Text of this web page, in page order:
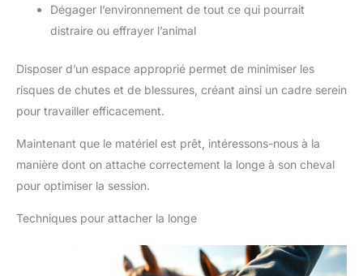
Dégager l’environnement de tout ce qui pourrait
distraire ou effrayer l’animal
Disposer d’un espace approprié permet de minimiser les
risques de chutes et de blessures, créant ainsi un cadre serein
pour travailler efficacement.
Maintenant que le matériel est prêt, intéressons-nous à la
manière dont on attache correctement la longe à son cheval
pour optimiser la session.
Techniques pour attacher la longe